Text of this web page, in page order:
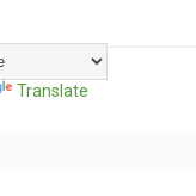
Translate